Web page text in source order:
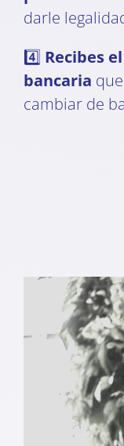
darle
4️⃣ Recibes
bancaria
cambiar de